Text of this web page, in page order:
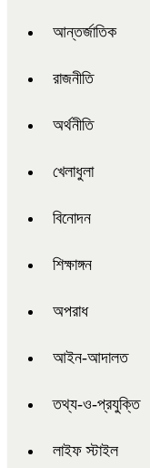
আন্তর্জাতিক
রাজনীতি
অর্থনীতি
খেলাধুলা
বিনোদন
শিক্ষাঙ্গন
অপরাধ
আইন-আদালত
তথ্য-ও-প্রযুক্তি
লাইফ স্টাইল